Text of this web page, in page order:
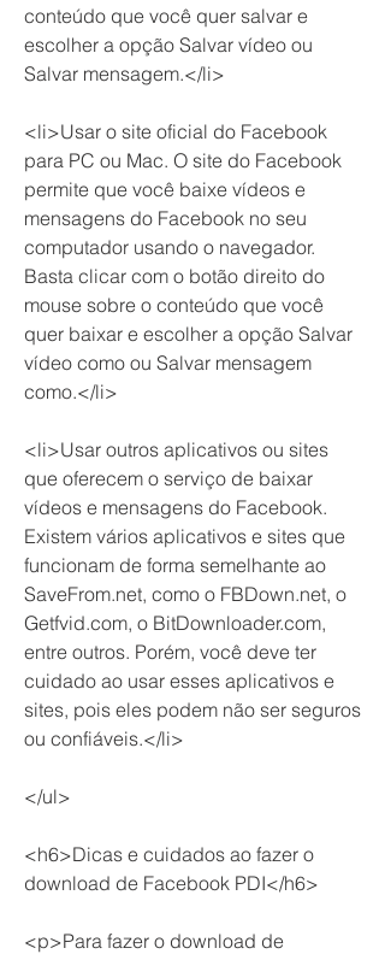
conteúdo que você quer salvar e
escolher a opção Salvar vídeo ou
Salvar mensagem.</li>
<li>Usar o site oficial do Facebook
para PC ou Mac. O site do Facebook
permite que você baixe vídeos e
mensagens do Facebook no seu
computador usando o navegador.
Basta clicar com o botão direito do
mouse sobre o conteúdo que você
quer baixar e escolher a opção Salvar
vídeo como ou Salvar mensagem
como.</li>
<li>Usar outros aplicativos ou sites
que oferecem o serviço de baixar
vídeos e mensagens do Facebook.
Existem vários aplicativos e sites que
funcionam de forma semelhante ao
SaveFrom.net, como o FBDown.net, o
Getfvid.com, o BitDownloader.com,
entre outros. Porém, você deve ter
cuidado ao usar esses aplicativos e
sites, pois eles podem não ser seguros
ou confiáveis.</li>
</ul>
<h6>Dicas e cuidados ao fazer o
download de Facebook PDI</h6>
<p>Para fazer o download de